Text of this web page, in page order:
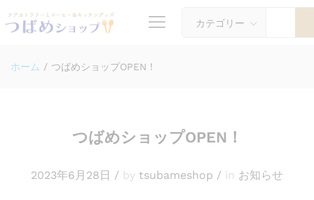
カテゴリー
ホーム / つばめショップOPEN！
つばめショップOPEN！
2023年6月28日 / by tsubameshop / in お知らせ